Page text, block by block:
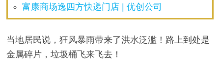
富康商场逸四方快递门店 | 优创公司
当地居民说，狂风暴雨带来了洪水泛滥！路上到处是
金属碎片，垃圾桶飞来飞去！